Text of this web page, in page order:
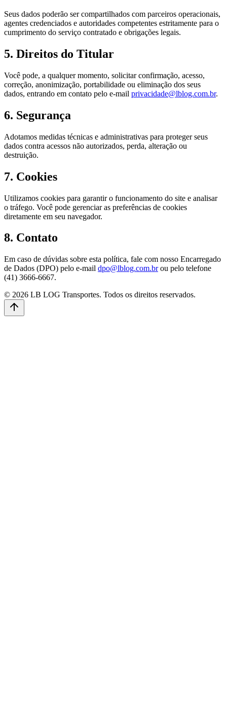
Seus dados poderão ser compartilhados com parceiros operacionais,
agentes credenciados e autoridades competentes estritamente para o
cumprimento do serviço contratado e obrigações legais.
5. Direitos do Titular
Você pode, a qualquer momento, solicitar confirmação, acesso,
correção, anonimização, portabilidade ou eliminação dos seus
dados, entrando em contato pelo e-mail privacidade@lblog.com.br.
6. Segurança
Adotamos medidas técnicas e administrativas para proteger seus
dados contra acessos não autorizados, perda, alteração ou
destruição.
7. Cookies
Utilizamos cookies para garantir o funcionamento do site e analisar
o tráfego. Você pode gerenciar as preferências de cookies
diretamente em seu navegador.
8. Contato
Em caso de dúvidas sobre esta política, fale com nosso Encarregado
de Dados (DPO) pelo e-mail dpo@lblog.com.brou pelo telefone
(41) 3666-6667.
© 2026 LB LOG Transportes. Todos os direitos reservados.